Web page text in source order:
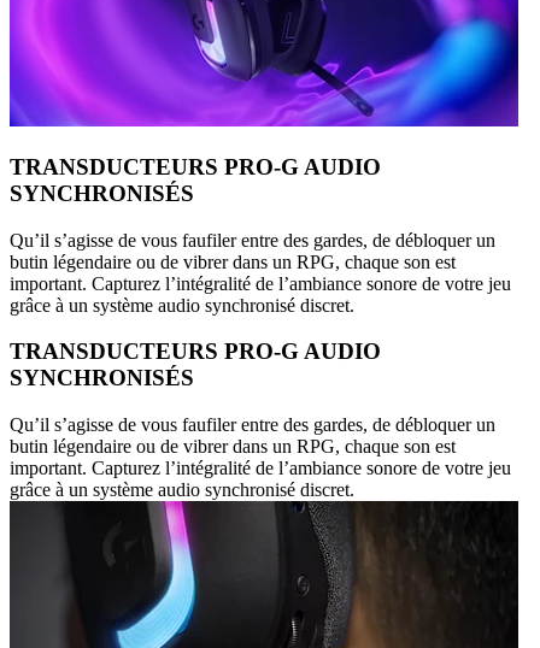
TRANSDUCTEURS PRO-G AUDIO
SYNCHRONISÉS
Qu’il s’agisse de vous faufiler entre des gardes, de débloquer un
butin légendaire ou de vibrer dans un RPG, chaque son est
important. Capturez l’intégralité de l’ambiance sonore de votre jeu
grâce à un système audio synchronisé discret.
TRANSDUCTEURS PRO-G AUDIO
SYNCHRONISÉS
Qu’il s’agisse de vous faufiler entre des gardes, de débloquer un
butin légendaire ou de vibrer dans un RPG, chaque son est
important. Capturez l’intégralité de l’ambiance sonore de votre jeu
grâce à un système audio synchronisé discret.